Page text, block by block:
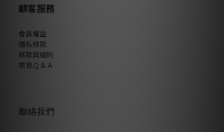
顧客服務
會員權益
隱私條款
條款與細則
常見Ｑ＆Ａ
聯絡我們